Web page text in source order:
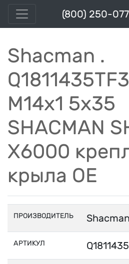
(800) 250-
Shacman .
М14х1 5х35
SHACMAN
X6000
крыла OE
ПРОИЗВОДИТЕЛЬ Shacman
АРТИКУЛ